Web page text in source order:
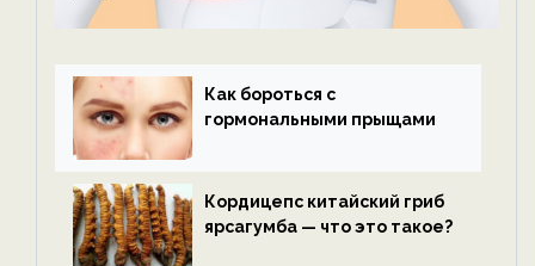
Как бороться с
гормональными прыщами
Кордицепс китайский гриб
ярсагумба — что это такое?